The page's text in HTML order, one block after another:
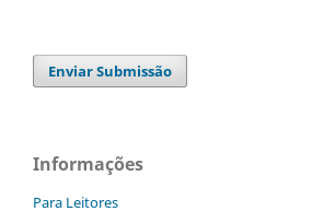
Enviar Submissão
Informações
Para Leitores